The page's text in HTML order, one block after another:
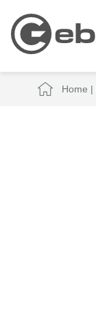
Home |